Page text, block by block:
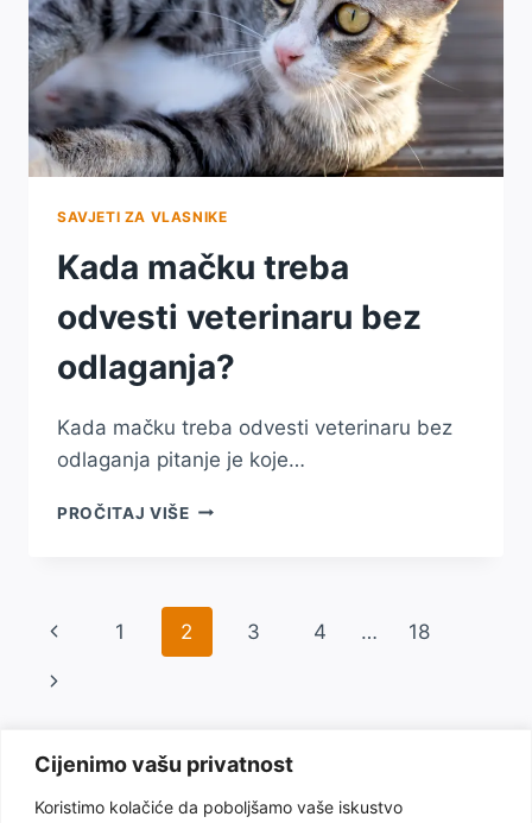
Cijenimo vašu privatnost
Koristimo kolačiće da poboljšamo vaše iskustvo
PREPOZNATI
SAVJETI ZA VLASNIKE
Kada mačku treba
odvesti veterinaru bez
odlaganja?
Kada mačku treba odvesti veterinaru bez
odlaganja pitanje je koje…
PROČITAJ VIŠE KADA
VETERINARU
BEZ
ODLAGANJA?
Page
navigation
Previous
Page
1 2 3 4 … 18
Next